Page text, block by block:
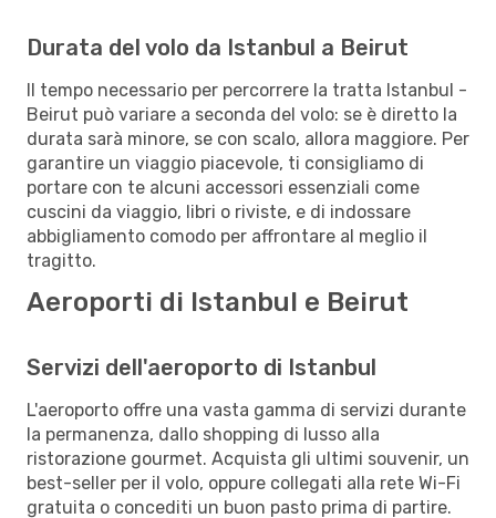
Durata del volo da Istanbul a Beirut
Il tempo necessario per percorrere la tratta Istanbul -
Beirut può variare a seconda del volo: se è diretto la
durata sarà minore, se con scalo, allora maggiore. Per
garantire un viaggio piacevole, ti consigliamo di
portare con te alcuni accessori essenziali come
cuscini da viaggio, libri o riviste, e di indossare
abbigliamento comodo per affrontare al meglio il
tragitto.
Aeroporti di Istanbul e Beirut
Servizi dell'aeroporto di Istanbul
L'aeroporto offre una vasta gamma di servizi durante
la permanenza, dallo shopping di lusso alla
ristorazione gourmet. Acquista gli ultimi souvenir, un
best-seller per il volo, oppure collegati alla rete Wi-Fi
gratuita o concediti un buon pasto prima di partire.